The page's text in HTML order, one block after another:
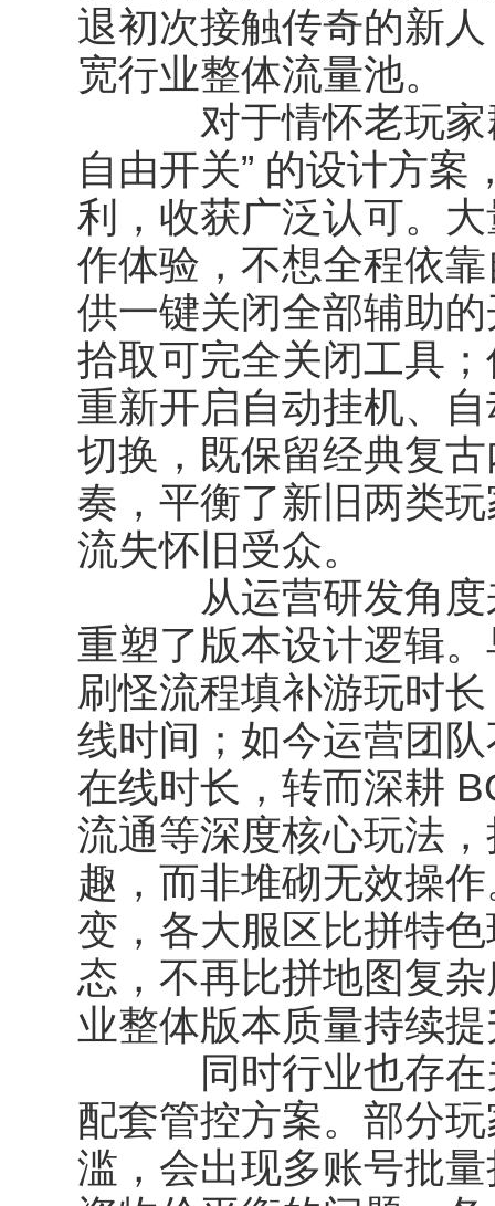
退初次接触传奇的新
宽行业整体流量池。
对于情怀老玩家群
自由开关” 的设计方
利，收获广泛认可。
作体验，不想全程依
供一键关闭全部辅助
拾取可完全关闭工具
重新开启自动挂机、
切换，既保留经典复
奏，平衡了新旧两类
流失怀旧受众。
从运营研发角度来
重塑了版本设计逻辑
刷怪流程填补游玩时
线时间；如今运营团
在线时长，转而深耕
流通等深度核心玩法
趣，而非堆砌无效操
变，各大服区比拼特
态，不再比拼地图复
业整体版本质量持续
同时行业也存在关
配套管控方案。部分
滥，会出现多账号批